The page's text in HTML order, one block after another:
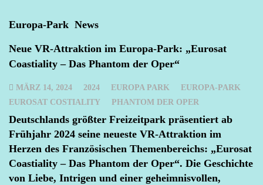
Europa-Park News
Neue VR-Attraktion im Europa-Park: „Eurosat
Coastiality – Das Phantom der Oper“
MÄRZ 14, 2024 2024 EUROPA PARK
EUROPA-PARK
EUROSAT COSTIALITY
PHANTOM DER OPER
Deutschlands größter Freizeitpark präsentiert ab
Frühjahr 2024 seine neueste VR-Attraktion im
Herzen des Französischen Themenbereichs: „Eurosat
Coastiality – Das Phantom der Oper“. Die Geschichte
von Liebe, Intrigen und einer geheimnisvollen,